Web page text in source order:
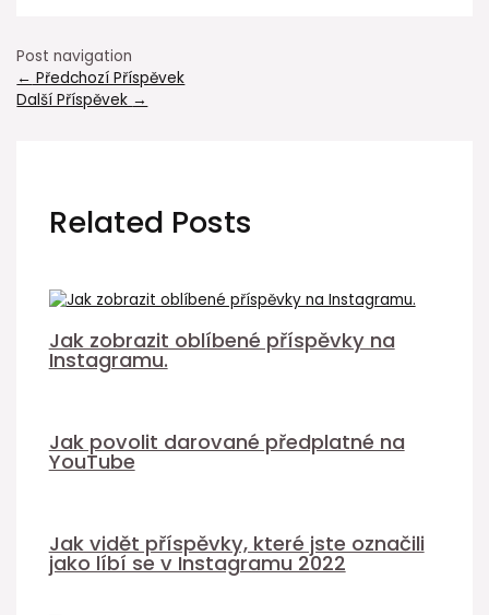
Post navigation
← Předchozí Příspěvek
Další Příspěvek →
Related Posts
Jak zobrazit oblíbené příspěvky na
Instagramu.
Jak povolit darované předplatné na
YouTube
Jak vidět příspěvky, které jste označili
jako líbí se v Instagramu 2022